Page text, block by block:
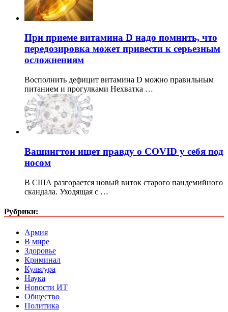
При приеме витамина D надо помнить, что
передозировка может привести к серьезным
осложнениям
Восполнить дефицит витамина D можно правильным
питанием и прогулками Нехватка …
Вашингтон ищет правду о COVID у себя под
носом
В США разгорается новый виток старого пандемийного
скандала. Уходящая с …
Рубрики:
Армия
В мире
Здоровье
Криминал
Культура
Наука
Новости ИТ
Общество
Политика